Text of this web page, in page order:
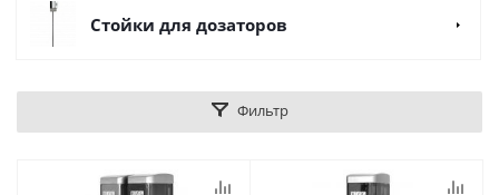
Стойки для дозаторов
Фильтр